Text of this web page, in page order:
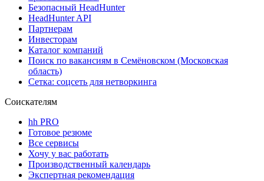
Безопасный HeadHunter
HeadHunter API
Партнерам
Инвесторам
Каталог компаний
Поиск по вакансиям в Семёновском (Московская
область)
Сетка: соцсеть для нетворкинга
Соискателям
hh PRO
Готовое резюме
Все сервисы
Хочу у вас работать
Производственный календарь
Экспертная рекомендация